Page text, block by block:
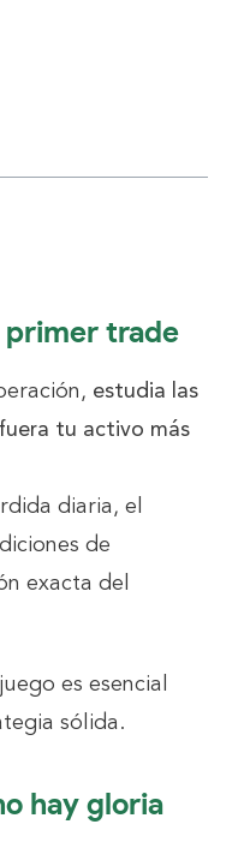
primer trade
estudia las
tu activo más
diaria, el
de
exacta del
es esencial
sólida.
hay gloria